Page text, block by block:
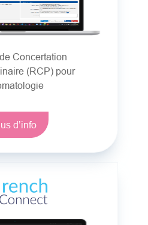
Concertation
(RCP) pour
d’info